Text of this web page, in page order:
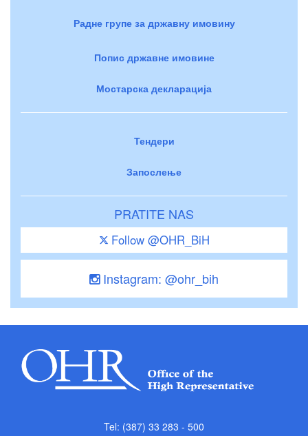
Радне групе за државну имовину
Попис државне имовине
Мостарска декларација
Тендери
Запослење
PRATITE NAS
Follow @OHR_BiH
Instagram: @ohr_bih
Tel: (387) 33 283 - 500